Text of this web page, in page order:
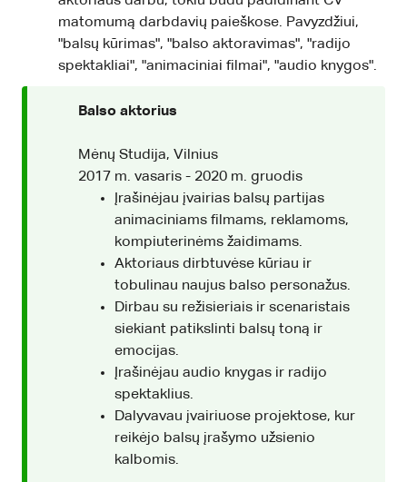
matomumą darbdavių paieškose. Pavyzdžiui,
"balsų kūrimas", "balso aktoravimas", "radijo
spektakliai", "animaciniai filmai", "audio knygos".
Balso aktorius
Mėnų Studija, Vilnius
2017 m. vasaris - 2020 m. gruodis
Įrašinėjau įvairias balsų partijas
animaciniams filmams, reklamoms,
kompiuterinėms žaidimams.
Aktoriaus dirbtuvėse kūriau ir
tobulinau naujus balso personažus.
Dirbau su režisieriais ir scenaristais
siekiant patikslinti balsų toną ir
emocijas.
Įrašinėjau audio knygas ir radijo
spektaklius.
Dalyvavau įvairiuose projektose, kur
reikėjo balsų įrašymo užsienio
kalbomis.